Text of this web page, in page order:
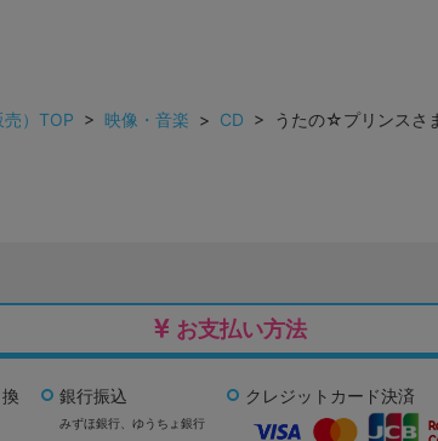
）TOP > 映像・音楽 > CD > うたの☆プリンスさ
お支払い方法
銀行振込
みずほ銀行、 ゆうちょ銀行
クレジットカード決済